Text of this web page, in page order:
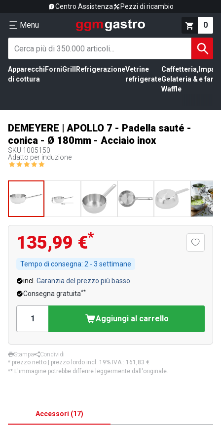
Centro Assistenza Pezzi di ricambio
Menu 0
Apparecchi
di cottura
ForniGrill RefrigerazioneVetrine
refrigerate
Caffetteria,
Gelateria &
Waffle
e
DEMEYERE | APOLLO 7 - Padella sauté -
conica - Ø 180mm - Acciaio inox
SKU 1005150
Adatto per induzione
135,99 €*
Tempo di consegna: 2 - 3 settimane
incl. Garanzia del prezzo più basso
Consegna gratuita**
Aggiungi al carrello
Stampa
Condividi
* prezzo netto | prezzo lordo incl. 19% IVA.: 161,83 €
** L'immagine potrebbe differire leggermente dall'originale.
Accessori (17)